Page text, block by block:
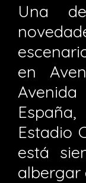
Una
en
Estadio
está
albergar